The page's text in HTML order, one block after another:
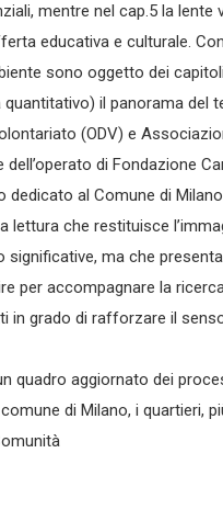
mentre nel cap.5 la lente
educativa e culturale.
sono oggetto dei
il panorama del
(ODV) e
di Fondazione
al Comune di
lettura che restituisce
ma che
per accompagnare la
in grado di rafforzare il
quadro aggiornato dei
di Milano, i quartieri,